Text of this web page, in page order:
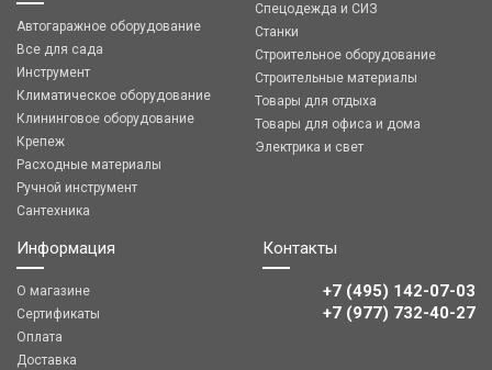
Автогаражное оборудование
Все для сада
Инструмент
Климатическое оборудование
Клининговое оборудование
Крепеж
Расходные материалы
Ручной инструмент
Сантехника
Спецодежда и СИЗ
Станки
Строительное оборудование
Строительные материалы
Товары для отдыха
Товары для офиса и дома
Электрика и свет
Информация
О магазине
Сертификаты
Оплата
Доставка
Контакты
+7 (495) 142-07-03
‎‎+7 (977) 732-40-27